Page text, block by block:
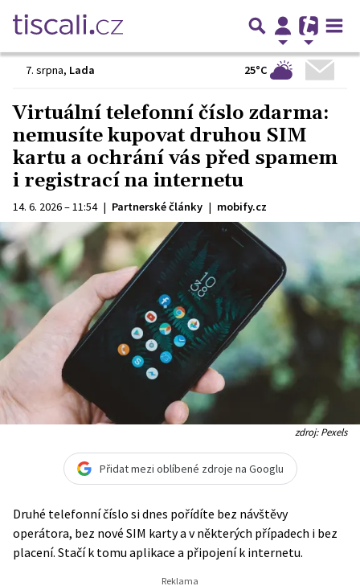
7. srpna, Lada 25°C
Virtuální telefonní číslo zdarma:
nemusíte kupovat druhou SIM
kartu a ochrání vás před spamem
i registrací na internetu
14. 6. 2026 – 11:54 | Partnerské články | mobify.cz
zdroj: Pexels
Přidat mezi oblíbené zdroje na Googlu
Druhé telefonní číslo si dnes pořídíte bez návštěvy
operátora, bez nové SIM karty a v některých případech i bez
placení. Stačí k tomu aplikace a připojení k internetu.